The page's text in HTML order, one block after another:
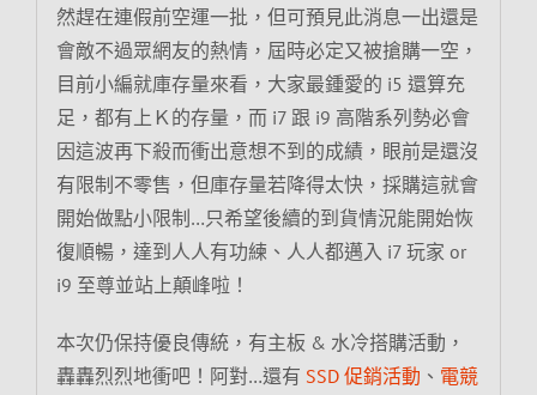
然趕在連假前空運一批，但可預見此消息一出還是
會敵不過眾網友的熱情，屆時必定又被搶購一空，
目前小編就庫存量來看，大家最鍾愛的 i5 還算充
足，都有上Ｋ的存量，而 i7 跟 i9 高階系列勢必會
因這波再下殺而衝出意想不到的成績，眼前是還沒
有限制不零售，但庫存量若降得太快，採購這就會
開始做點小限制…只希望後續的到貨情況能開始恢
復順暢，達到人人有功練、人人都邁入 i7 玩家 or
i9 至尊並站上顛峰啦！
本次仍保持優良傳統，有主板 & 水冷搭購活動，
轟轟烈烈地衝吧！阿對…還有 SSD 促銷活動 、 電競